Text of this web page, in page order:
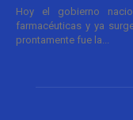
Hoy el gobierno
farmacéuticas y ya
prontamente fue la...